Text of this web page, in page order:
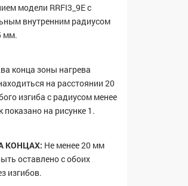
модели RRFI3_9E с
внутренним радиусом
мм.
конца зоны нагрева
на расстоянии 20
изгиба с радиусом менее
показано на рисунке 1.
КОНЦАХ: Не менее 20 мм
оставлено с обоих
изгибов.